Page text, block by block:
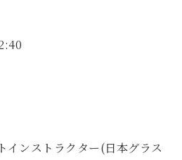
インストラクター(日本グラス